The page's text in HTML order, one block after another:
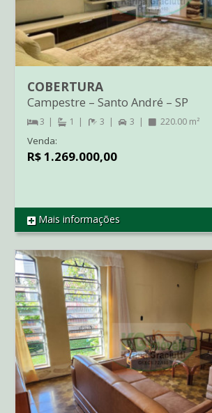
REF CO2887
COBERTURA
Campestre – Santo André – SP
3 1 3 3 220.00 m²
Venda:
R$ 1.269.000,00
Mais informações